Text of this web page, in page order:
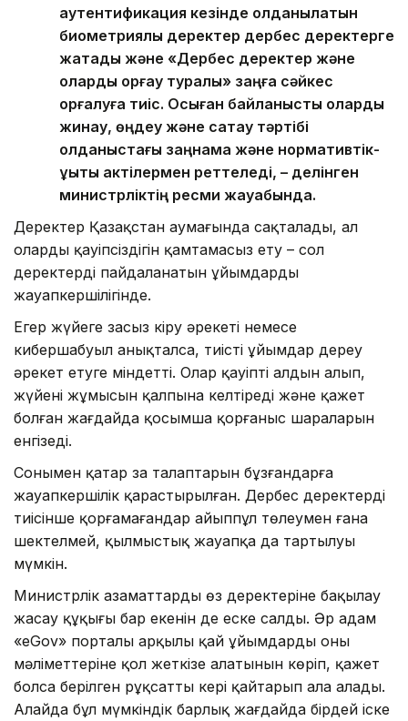
аутентификация кезінде қолданылатын
биометриялық деректер дербес деректерге
жатады және «Дербес деректер және
оларды қорғау туралы» заңға сәйкес
қорғалуға тиіс. Осыған байланысты оларды
жинау, өңдеу және сақтау тәртібі
қолданыстағы заңнама және нормативтік-
құқықтық актілермен реттеледі, – делінген
министрліктің ресми жауабында.
Деректер Қазақстан аумағында сақталады, ал
олардың қауіпсіздігін қамтамасыз ету – сол
деректерді пайдаланатын ұйымдардың
жауапкершілігінде.
Егер жүйеге заңсыз кіру әрекеті немесе
кибершабуыл анықталса, тиісті ұйымдар дереу
әрекет етуге міндетті. Олар қауіптің алдын алып,
жүйенің жұмысын қалпына келтіреді және қажет
болған жағдайда қосымша қорғаныс шараларын
енгізеді.
Сонымен қатар заң талаптарын бұзғандарға
жауапкершілік қарастырылған. Дербес деректерді
тиісінше қорғамағандар айыппұл төлеумен ғана
шектелмей, қылмыстық жауапқа да тартылуы
мүмкін.
Министрлік азаматтардың өз деректеріне бақылау
жасау құқығы бар екенін де еске салды. Әр адам
«eGov» порталы арқылы қай ұйымдардың оның
мәліметтеріне қол жеткізе алатынын көріп, қажет
болса берілген рұқсатты кері қайтарып ала алады.
Алайда бұл мүмкіндік барлық жағдайда бірдей іске